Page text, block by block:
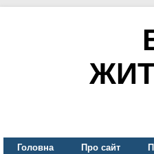
Головна Про сайт